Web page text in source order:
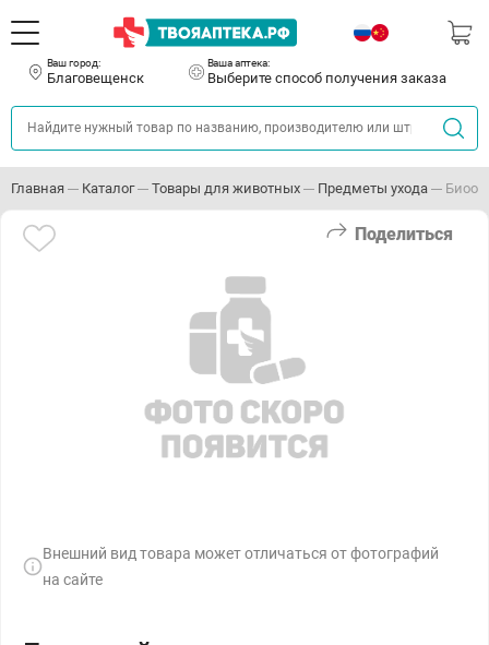
Ваш город:
Благовещенск
Ваша аптека:
Выберите способ получения заказа
Главная Каталог Товары для животных Предметы ухода
Поделиться
Внешний вид товара может отличаться от фотографий
на сайте